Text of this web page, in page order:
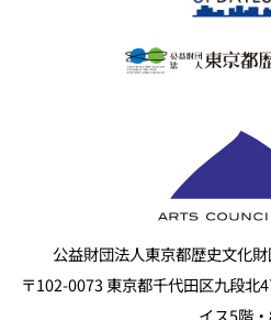
公益財団法人東京都歴史文化
〒102-0073 東京都千代田区九段北
イス5階